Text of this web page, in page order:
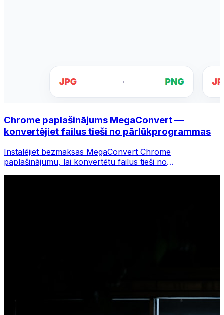
Chrome paplašinājums MegaConvert —
konvertējiet failus tieši no pārlūkprogrammas
Instalējiet bezmaksas MegaConvert Chrome
paplašinājumu, lai konvertētu failus tieši no